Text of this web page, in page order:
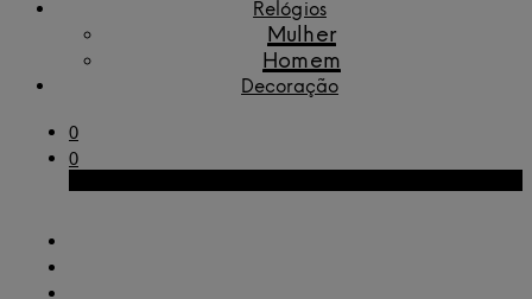
Relógios
Mulher
Homem
Decoração
0
0